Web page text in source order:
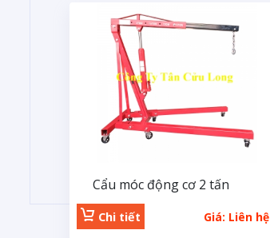
Cẩu móc động cơ 2 tấn
Giá: Liên hệ
Chi tiết